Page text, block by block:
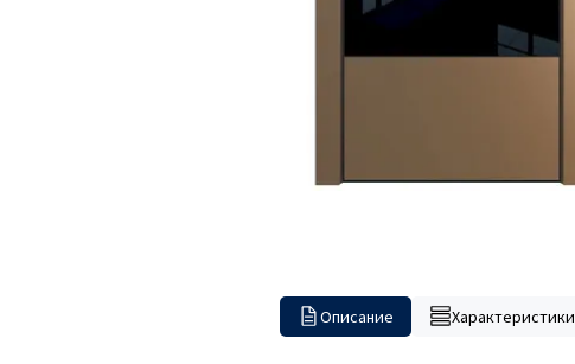
Описание Характеристики